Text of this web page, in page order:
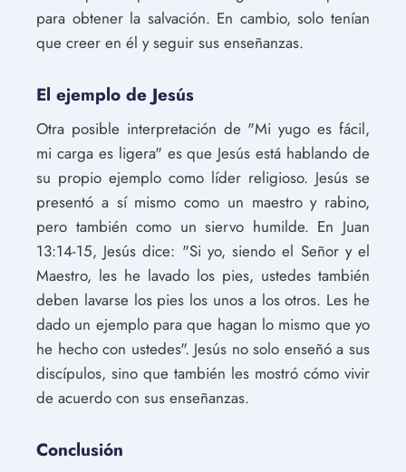
para obtener la salvación. En cambio, solo tenían
que creer en él y seguir sus enseñanzas.
El ejemplo de Jesús
Otra posible interpretación de "Mi yugo es fácil,
mi carga es ligera" es que Jesús está hablando de
su propio ejemplo como líder religioso. Jesús se
presentó a sí mismo como un maestro y rabino,
pero también como un siervo humilde. En Juan
13:14-15, Jesús dice: "Si yo, siendo el Señor y el
Maestro, les he lavado los pies, ustedes también
deben lavarse los pies los unos a los otros. Les he
dado un ejemplo para que hagan lo mismo que yo
he hecho con ustedes". Jesús no solo enseñó a sus
discípulos, sino que también les mostró cómo vivir
de acuerdo con sus enseñanzas.
Conclusión